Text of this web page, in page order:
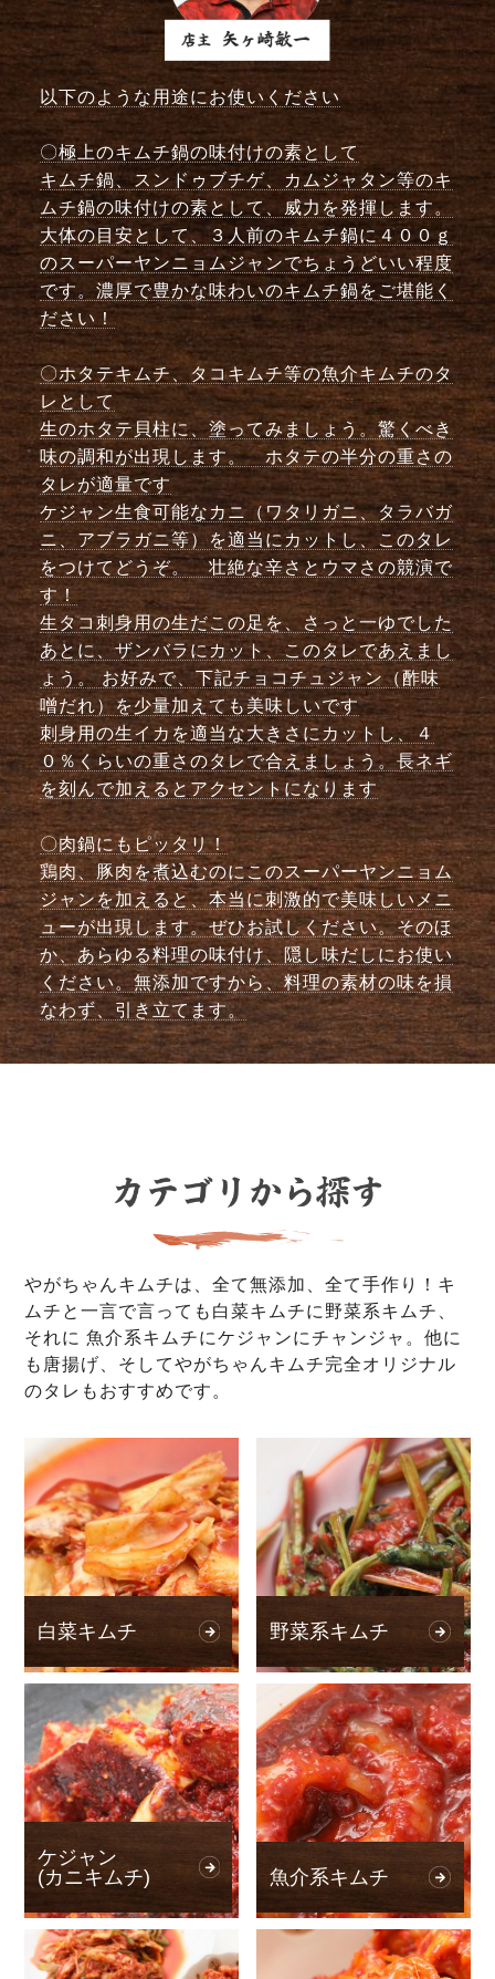
以下のような用途にお使いください
〇極上のキムチ鍋の味付けの素として
キムチ鍋、スンドゥブチゲ、カムジャタン等のキ
ムチ鍋の味付けの素として、威力を発揮します。
大体の目安として、３人前のキムチ鍋に４００ｇ
のスーパーヤンニョムジャンでちょうどいい程度
です。濃厚で豊かな味わいのキムチ鍋をご堪能く
ださい！
〇ホタテキムチ、タコキムチ等の魚介キムチのタ
レとして
生のホタテ貝柱に、塗ってみましょう。驚くべき
味の調和が出現します。 ホタテの半分の重さの
タレが適量です
ケジャン生食可能なカニ（ワタリガニ、タラバガ
ニ、アブラガニ等）を適当にカットし、このタレ
をつけてどうぞ。 壮絶な辛さとウマさの競演で
す！
生タコ刺身用の生だこの足を、さっと一ゆでした
あとに、ザンバラにカット、このタレであえまし
ょう。 お好みで、下記チョコチュジャン（酢味
噌だれ）を少量加えても美味しいです
刺身用の生イカを適当な大きさにカットし、４
０％くらいの重さのタレで合えましょう。長ネギ
を刻んで加えるとアクセントになります
〇肉鍋にもピッタリ！
鶏肉、豚肉を煮込むのにこのスーパーヤンニョム
ジャンを加えると、本当に刺激的で美味しいメニ
ューが出現します。ぜひお試しください。そのほ
か、あらゆる料理の味付け、隠し味だしにお使い
ください。無添加ですから、料理の素材の味を損
なわず、引き立てます。
やがちゃんキムチは、全て無添加、全て手作り！キ
ムチと一言で言っても白菜キムチに野菜系キムチ、
それに 魚介系キムチにケジャンにチャンジャ。他に
も唐揚げ、そしてやがちゃんキムチ完全オリジナル
のタレもおすすめです。
白菜キムチ 野菜系キムチ
ケジャン
(カニキムチ)
魚介系キムチ